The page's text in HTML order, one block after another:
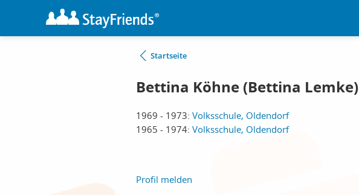
Startseite
Bettina Köhne (Bettina Lemke)
1969 - 1973: Volksschule, Oldendorf
1965 - 1974: Volksschule, Oldendorf
Profil melden